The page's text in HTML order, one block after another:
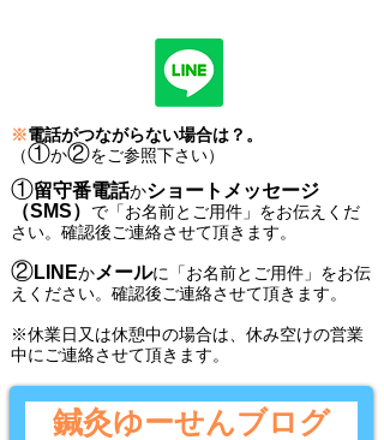
※電話がつながらない場合は？。
（①か②をご参照下さい）
①留守番電話かショートメッセージ
（SMS） で 「お名前とご用件 」 をお伝えくだ
さい。 確認後ご連絡させて頂きます。
②LINEかメールに 「お名前とご用件 」 をお伝
えください。 確認後ご連絡させて頂きます。
​※休業日又は休憩中の場合は、休み空けの営業
中にご連絡させて頂きます。
鍼灸ゆーせんブログ